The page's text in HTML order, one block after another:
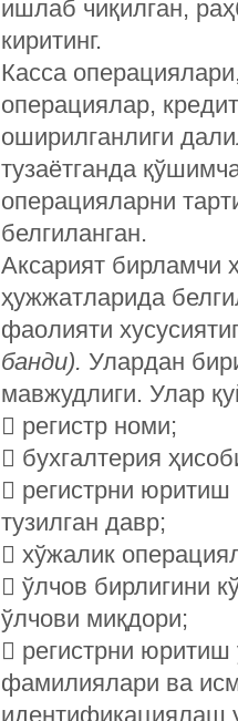
ишлаб чиқилган,
киритинг.
Касса
операциялар,
оширилганлиги
тузаётганда
операцияларни
белгиланган.
Аксарият бирламчи
ҳужжатларида
фаолияти
банди). Улардан
мавжудлиги. Улар
 регистр номи;
 бухгалтерия
 регистрни юритиш
тузилган давр;
 хўжалик
 ўлчов бирлигини
ўлчови миқдори;
 регистрни
фамилиялари ва
идентификациялаш